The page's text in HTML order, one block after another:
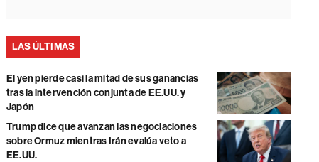
LAS ÚLTIMAS
El yen pierde casi la mitad de sus ganancias
tras la intervención conjunta de EE.UU. y
Japón
Trump dice que avanzan las negociaciones
sobre Ormuz mientras Irán evalúa veto a
EE.UU.